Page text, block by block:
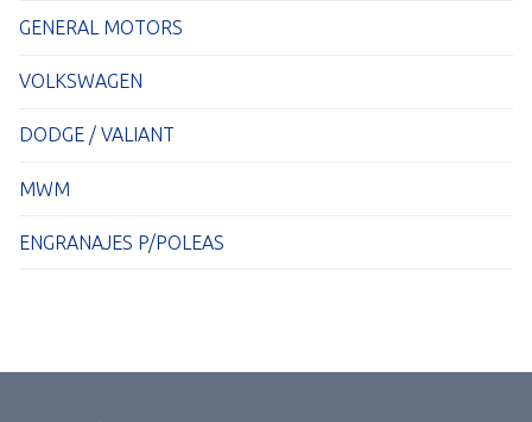
GENERAL MOTORS
VOLKSWAGEN
DODGE / VALIANT
MWM
ENGRANAJES P/POLEAS